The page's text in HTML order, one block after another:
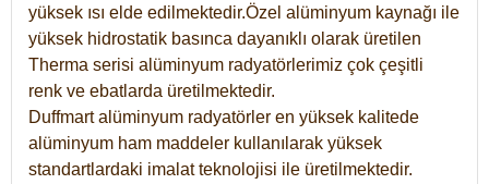
yüksek ısı elde edilmektedir.Özel alüminyum kaynağı ile
yüksek hidrostatik basınca dayanıklı olarak üretilen
Therma serisi alüminyum radyatörlerimiz çok çeşitli
renk ve ebatlarda üretilmektedir.
Duffmart alüminyum radyatörler en yüksek kalitede
alüminyum ham maddeler kullanılarak yüksek
standartlardaki imalat teknolojisi ile üretilmektedir.